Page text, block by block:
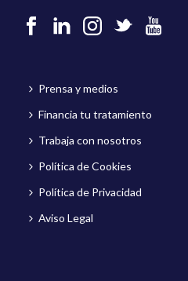
Prensa y medios
Financia tu tratamiento
Trabaja con nosotros
Política de Cookies
Política de Privacidad
Aviso Legal